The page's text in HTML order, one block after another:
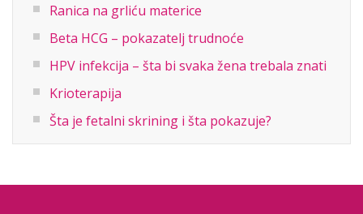
Ranica na grliću materice
Beta HCG – pokazatelj trudnoće
HPV infekcija – šta bi svaka žena trebala znati
Krioterapija
Šta je fetalni skrining i šta pokazuje?